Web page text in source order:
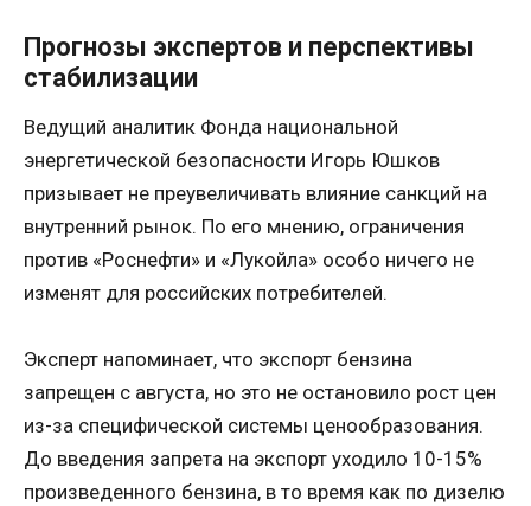
Прогнозы экспертов и перспективы
стабилизации
Ведущий аналитик Фонда национальной
энергетической безопасности Игорь Юшков
призывает не преувеличивать влияние санкций на
внутренний рынок. По его мнению, ограничения
против «Роснефти» и «Лукойла» особо ничего не
изменят для российских потребителей.
Эксперт напоминает, что экспорт бензина
запрещен с августа, но это не остановило рост цен
из-за специфической системы ценообразования.
До введения запрета на экспорт уходило 10-15%
произведенного бензина, в то время как по дизелю